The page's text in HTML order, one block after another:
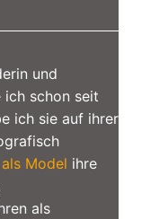
und
ich schon seit
ich sie auf ihrer
als Model ihre
als